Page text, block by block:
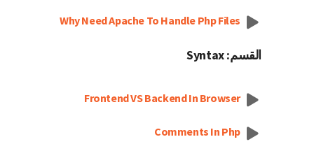
Why Need Apache To Handle Php Files
القسم: Syntax
Frontend VS Backend In Browser
Comments In Php